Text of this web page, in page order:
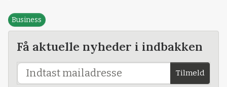
Business
Få aktuelle nyheder i indbakken
Tilmeld